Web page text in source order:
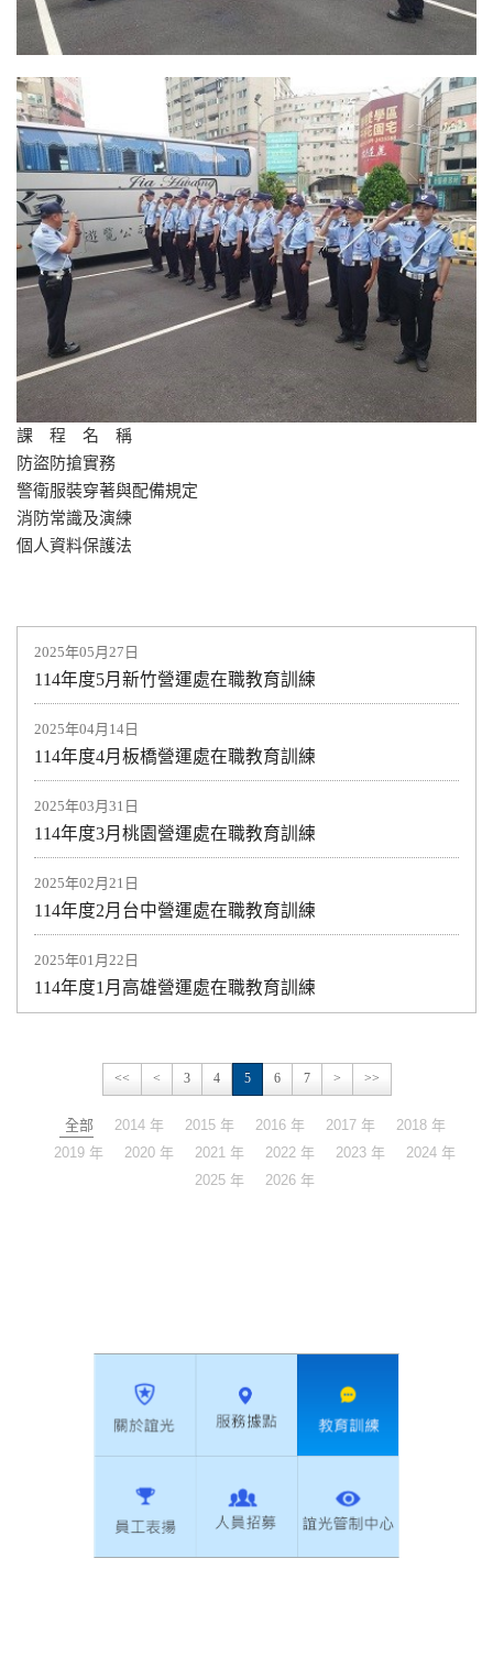
2025年05月27日
114年度5月新竹營運處在職教育訓練
2025年04月14日
114年度4月板橋營運處在職教育訓練
2025年03月31日
114年度3月桃園營運處在職教育訓練
2025年02月21日
114年度2月台中營運處在職教育訓練
2025年01月22日
114年度1月高雄營運處在職教育訓練
<< < 3 4 5 6 7 > >>
全部 2014 年 2015 年 2016 年 2017 年
2018 年
2019 年
2020 年 2021 年 2022 年 2023 年
2024 年
2025 年
2026 年
課 程 名 稱
防盜防搶實務
警衛服裝穿著與配備規定
消防常識及演練
個人資料保護法